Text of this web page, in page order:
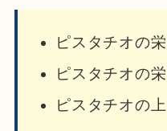
ピスタチオの
ピスタチオの
ピスタチオの